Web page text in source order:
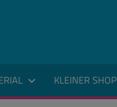
KLEINER SHOP